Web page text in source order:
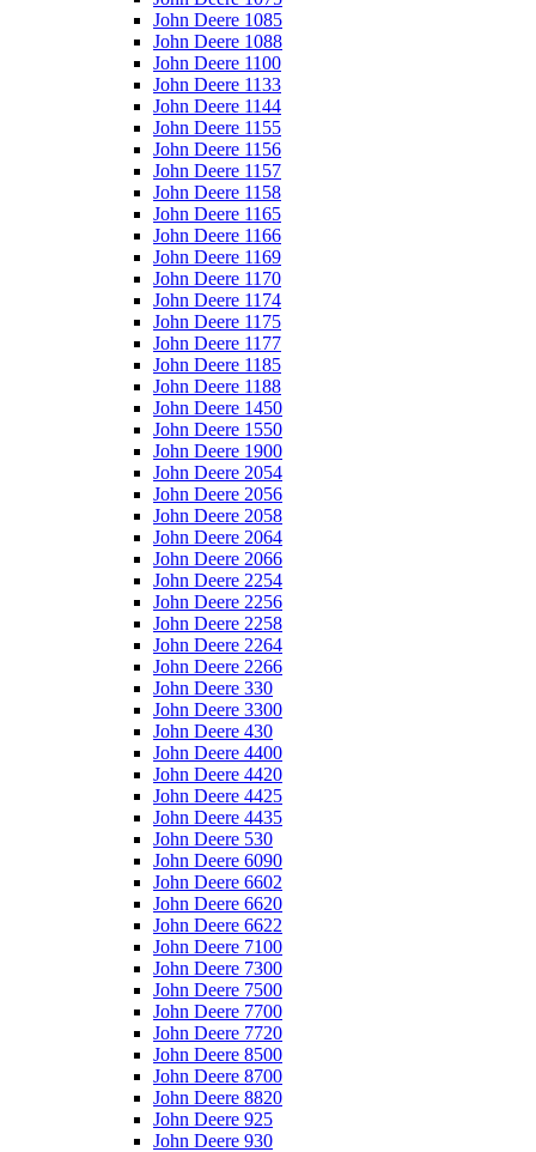
John Deere 1085
John Deere 1088
John Deere 1100
John Deere 1133
John Deere 1144
John Deere 1155
John Deere 1156
John Deere 1157
John Deere 1158
John Deere 1165
John Deere 1166
John Deere 1169
John Deere 1170
John Deere 1174
John Deere 1175
John Deere 1177
John Deere 1185
John Deere 1188
John Deere 1450
John Deere 1550
John Deere 1900
John Deere 2054
John Deere 2056
John Deere 2058
John Deere 2064
John Deere 2066
John Deere 2254
John Deere 2256
John Deere 2258
John Deere 2264
John Deere 2266
John Deere 330
John Deere 3300
John Deere 430
John Deere 4400
John Deere 4420
John Deere 4425
John Deere 4435
John Deere 530
John Deere 6090
John Deere 6602
John Deere 6620
John Deere 6622
John Deere 7100
John Deere 7300
John Deere 7500
John Deere 7700
John Deere 7720
John Deere 8500
John Deere 8700
John Deere 8820
John Deere 925
John Deere 930